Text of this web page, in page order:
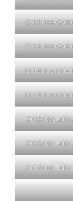
Critérios:
Critérios:
Critérios:
Critérios:
Critérios: Luís
Critérios: Luís
Critérios: Luís